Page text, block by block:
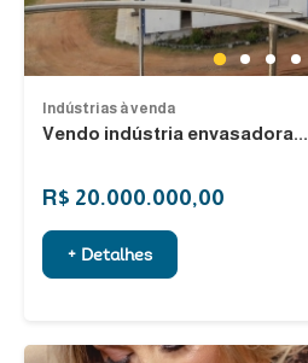
1 2 3 4
Indústrias à venda
Vendo indústria envasadora...
R$ 20.000.000,00
+ Detalhes